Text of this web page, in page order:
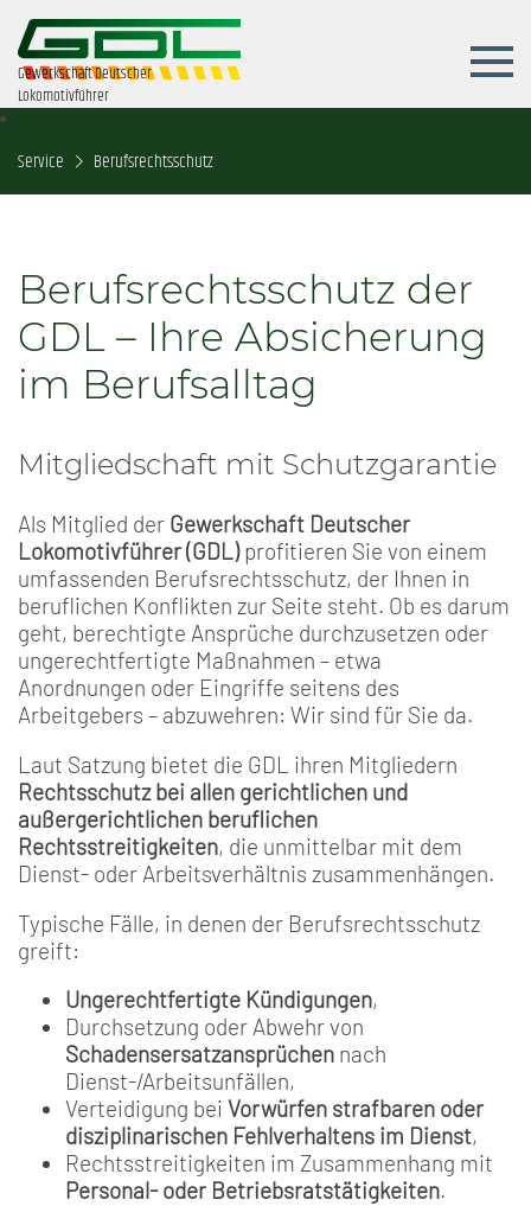
Gewerkschaft Deutscher
Lokomotivführer
Service Berufsrechtsschutz
Berufsrechtsschutz der
GDL – Ihre Absicherung
im Berufsalltag
Mitgliedschaft mit Schutzgarantie
Als Mitglied der Gewerkschaft Deutscher
Lokomotivführer (GDL)profitieren Sie von einem
umfassenden Berufsrechtsschutz, der Ihnen in
beruflichen Konflikten zur Seite steht. Ob es darum
geht, berechtigte Ansprüche durchzusetzen oder
ungerechtfertigte Maßnahmen – etwa
Anordnungen oder Eingriffe seitens des
Arbeitgebers – abzuwehren: Wir sind für Sie da.
Laut Satzung bietet die GDL ihren Mitgliedern
Rechtsschutz bei allen gerichtlichen und
außergerichtlichen beruflichen
Rechtsstreitigkeiten, die unmittelbar mit dem
Dienst- oder Arbeitsverhältnis zusammenhängen.
Typische Fälle, in denen der Berufsrechtsschutz
greift:
Ungerechtfertigte Kündigungen,
Durchsetzung oder Abwehr von
Schadensersatzansprüchen nach
Dienst-/Arbeitsunfällen,
Verteidigung bei Vorwürfen strafbaren oder
disziplinarischen Fehlverhaltens im Dienst,
Rechtsstreitigkeiten im Zusammenhang mit
Personal- oder Betriebsratstätigkeiten.